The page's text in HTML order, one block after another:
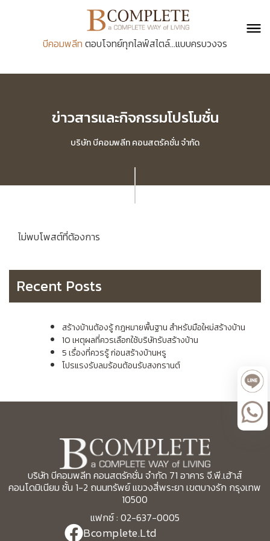
บีคอมพลีท ตอบโจทย์ทุกไลฟ์สไตล์...แบบครบวงจร
ข่าวสารและกิจกรรมโปรโมชั่น
บริษัท บีคอมพลีท คอนสตรัคชั่น จำกัด
ไม่พบโพสต์ที่ต้องการ
Recent Posts
สร้างบ้านต้องรู้ กฎหมายพื้นฐาน สำหรับมือใหม่สร้างบ้าน
10 เหตุผลที่ควรเลือกใช้บริษัทรับสร้างบ้าน
5 เรื่องที่ควรรู้ ก่อนสร้างบ้านหรู
โปรแรงรับลมร้อนต้อนรับสงกรานต์
บริษัท บีคอมพลีท คอนสตรัคชั่น จำกัด 71 อาคาร จี.พี.เฮ้าส์
คอนโดมิเนียม ชั้น 1-2 ถนนทรัพย์ แขวงสี่พระยา เขตบางรัก กรุงเทพ
10500
แฟกซ์ : 02-637-0005
Bcomplete.Ltd